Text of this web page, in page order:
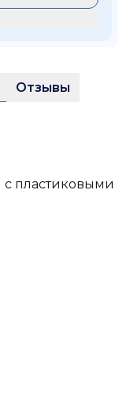
Отзывы
с пластиковыми